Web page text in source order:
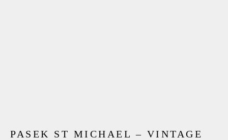
PASEK ST MICHAEL – VINTAGE